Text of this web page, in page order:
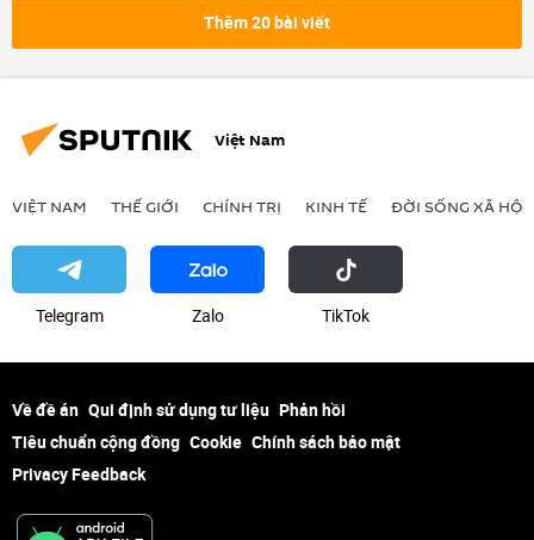
Thêm 20 bài viết
Việt Nam
VIỆT NAM THẾ GIỚI CHÍNH TRỊ KINH TẾ ĐỜI SỐNG XÃ HỘI
Telegram Zalo ТikТоk
Về đề án Qui định sử dụng tư liệu Phản hồi
Tiêu chuẩn cộng đồng Cookie Chính sách bảo mật
Privacy Feedback